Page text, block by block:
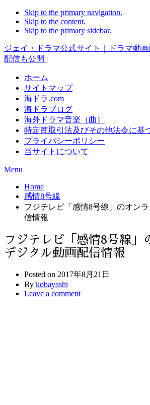
Skip to the primary navigation.
Skip to the content.
Skip to the primary sidebar.
ジェイ・ドラマ公式サイト｜ドラマ動
配信も公開 |
ホーム
サイトマップ
海ドラ.com
海ドラブログ
海外ドラマ音楽（曲）
特定商取引法及びその他法令に基
プライバシーポリシー
当サイトについて
Menu
Home
感情8号線
フジテレビ「感情8号線」のオン
信情報
フジテレビ「感情8号線」
デジタル動画配信情報
Posted on 2017年8月21日
By kobayashi
Leave a comment